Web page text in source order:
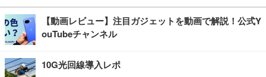
【動画レビュー】注目ガジェットを動画で解説！公式Y
ouTubeチャンネル
10G光回線導入レポ